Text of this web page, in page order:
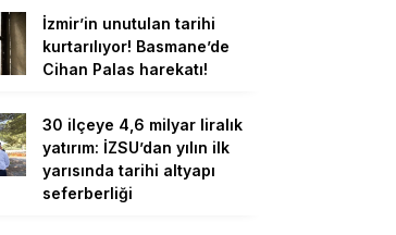
İzmir’in unutulan tarihi
kurtarılıyor! Basmane’de
Cihan Palas harekatı!
30 ilçeye 4,6 milyar liralık
yatırım: İZSU’dan yılın ilk
yarısında tarihi altyapı
seferberliği